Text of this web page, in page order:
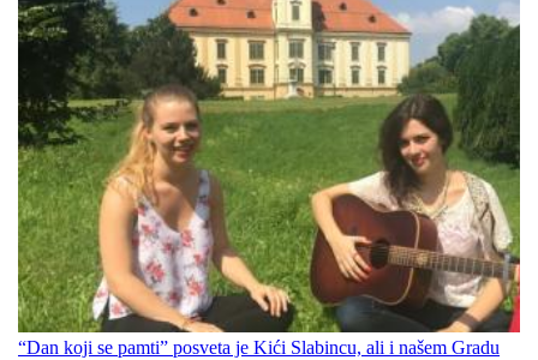
“Dan koji se pamti” posveta je Kići Slabincu, ali i našem Gradu